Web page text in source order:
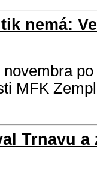
nemá:
MFK
Trnavu a